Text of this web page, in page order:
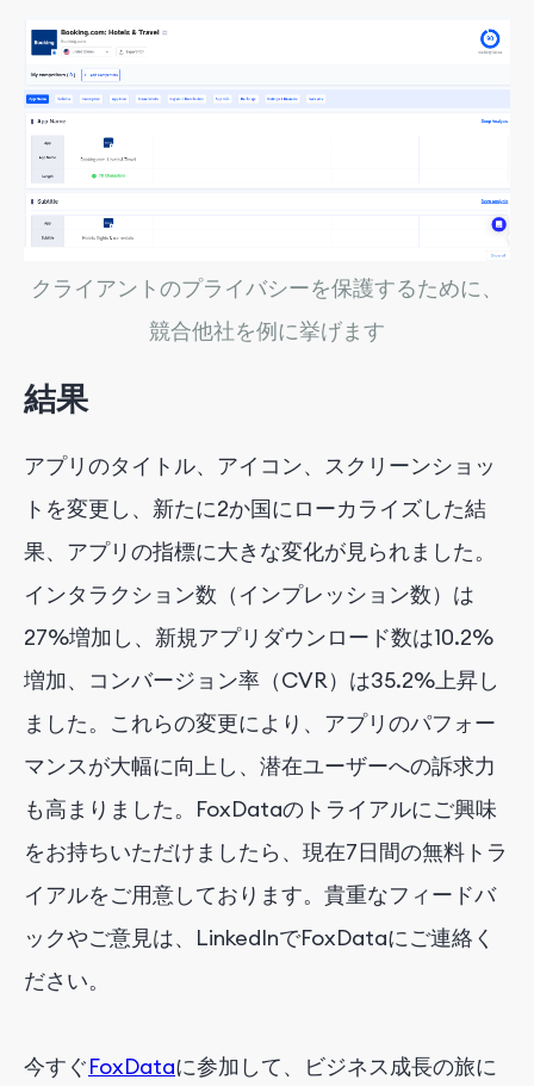
クライアントのプライバシーを保護するために、
競合他社を例に挙げます
結果
アプリのタイトル、アイコン、スクリーンショッ
トを変更し、新たに2か国にローカライズした結
果、アプリの指標に大きな変化が見られました。
インタラクション数（インプレッション数）は
27%増加し、新規アプリダウンロード数は10.2%
増加、コンバージョン率（CVR）は35.2%上昇し
ました。これらの変更により、アプリのパフォー
マンスが大幅に向上し、潜在ユーザーへの訴求力
も高まりました。FoxDataのトライアルにご興味
をお持ちいただけましたら、現在7日間の無料トラ
イアルをご用意しております。貴重なフィードバ
ックやご意見は、LinkedInでFoxDataにご連絡く
ださい。
今すぐFoxDataに参加して、ビジネス成長の旅に